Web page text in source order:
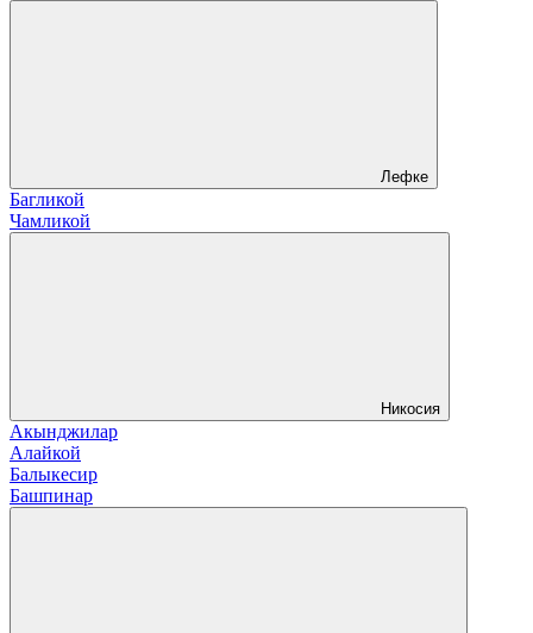
Лефке
Багликой
Чамликой
Никосия
Акынджилар
Алайкой
Балыкесир
Башпинар